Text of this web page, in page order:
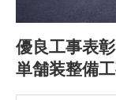
優良工事表
単舗装整備